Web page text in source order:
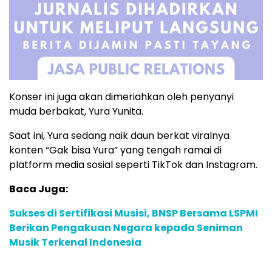
Konser ini juga akan dimeriahkan oleh penyanyi
muda berbakat, Yura Yunita.
Saat ini, Yura sedang naik daun berkat viralnya
konten “Gak bisa Yura” yang tengah ramai di
platform media sosial seperti TikTok dan Instagram.
Baca Juga:
Sukses di Sertifikasi Musisi, BNSP Bersama LSPMI
Berikan Pengakuan Negara kepada Seniman
Musik Terkenal Indonesia